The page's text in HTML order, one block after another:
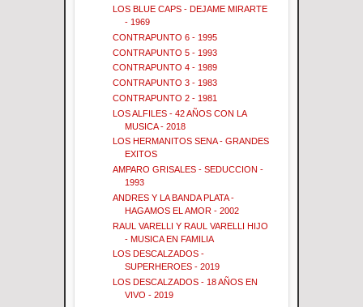
LOS BLUE CAPS - DEJAME MIRARTE
- 1969
CONTRAPUNTO 6 - 1995
CONTRAPUNTO 5 - 1993
CONTRAPUNTO 4 - 1989
CONTRAPUNTO 3 - 1983
CONTRAPUNTO 2 - 1981
LOS ALFILES - 42 AÑOS CON LA
MUSICA - 2018
LOS HERMANITOS SENA - GRANDES
EXITOS
AMPARO GRISALES - SEDUCCION -
1993
ANDRES Y LA BANDA PLATA -
HAGAMOS EL AMOR - 2002
RAUL VARELLI Y RAUL VARELLI HIJO
- MUSICA EN FAMILIA
LOS DESCALZADOS -
SUPERHEROES - 2019
LOS DESCALZADOS - 18 AÑOS EN
VIVO - 2019